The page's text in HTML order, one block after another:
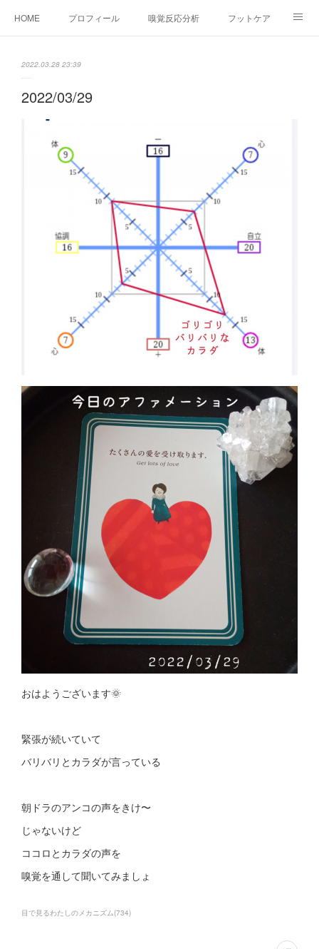
HOME プロフィール 嗅覚反応分析 フットケア
2022.03.28 23:39
2022/03/29
おはようございます🌞
緊張が続いていて
バリバリとカラダが言っている
朝ドラのアンコの声をきけ〜
じゃないけど
ココロとカラダの声を
嗅覚を通して聞いてみましょ
目で見るわたしのメカニズム(734)